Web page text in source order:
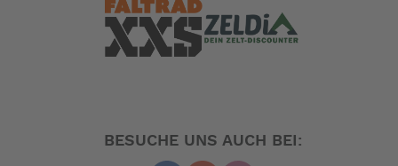
BESUCHE UNS AUCH BEI: